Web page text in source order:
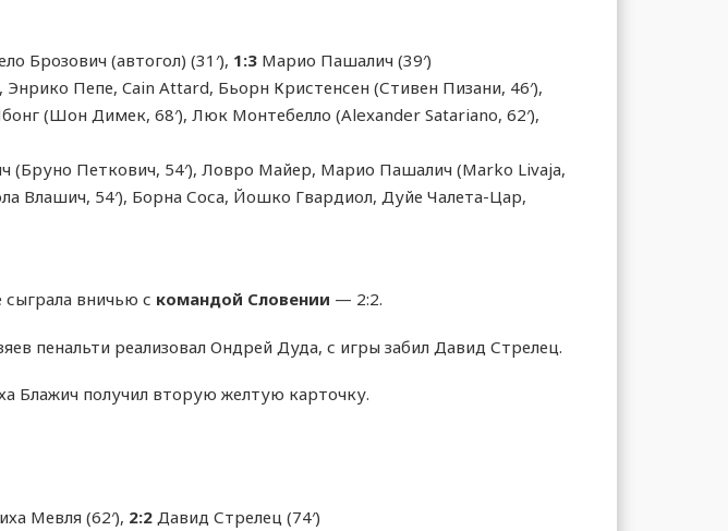
Брозович (автогол) (31′), 1:3 Марио Пашалич (39′)
Пепе, Cain Attard, Бьорн Кристенсен (Стивен Пизани, 46′),
(Шон Димек, 68′), Люк Монтебелло (Alexander Satariano, 62′),
Петкович, 54′), Ловро Майер, Марио Пашалич (Marko Livaja,
Влашич, 54′), Борна Соса, Йошко Гвардиол, Дуйе Чалета-Цар,
сыграла вничью с командой Словении — 2:2.
пенальти реализовал Ондрей Дуда, с игры забил Давид Стрелец.
Блажич получил вторую желтую карточку.
Мевля (62′), 2:2 Давид Стрелец (74′)